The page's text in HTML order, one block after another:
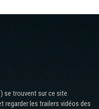
se trouvent sur ce site
regarder les trailers vidéos des